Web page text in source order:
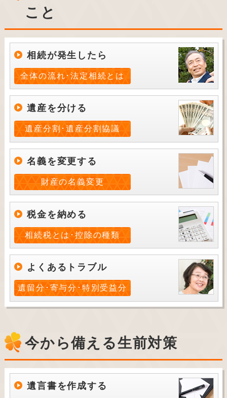
こと
相続が発生したら
全体の流れ･法定相続とは
遺産を分ける
遺産分割･遺産分割協議
名義を変更する
財産の名義変更
税金を納める
相続税とは･控除の種類
よくあるトラブル
遺留分･寄与分･特別受益分
今から備える生前対策
遺言書を作成する